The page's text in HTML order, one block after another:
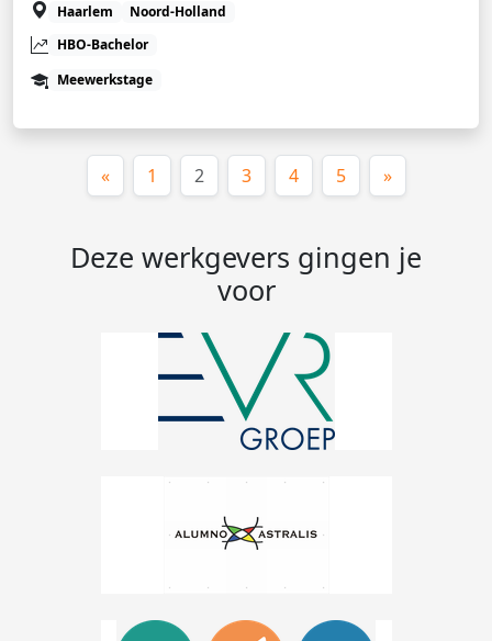
Haarlem
Noord-Holland
HBO-Bachelor
Meewerkstage
« 1 2(huidige)
3 4 5 »
Deze werkgevers gingen je
voor